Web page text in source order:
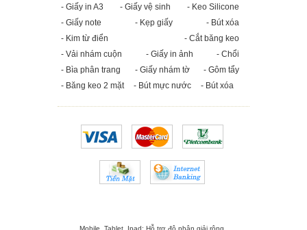
- Giấy in A3
- Giấy vệ sinh
- Keo Silicone
- Giấy note
- Kẹp giấy
- Bút xóa
- Kim từ điển
- Cắt băng keo
- Vải nhám cuộn
- Giấy in ảnh
- Chổi
- Bìa phân trang
- Giấy nhám tờ
- Gôm tẩy
- Băng keo 2 mặt
- Bút mực nước - Bút xóa